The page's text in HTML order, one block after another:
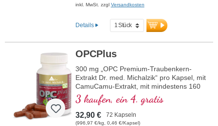
inkl. MwSt. zzgl Versandkosten
Details
OPCPlus
300 mg „OPC Premium-Traubenkern-
Extrakt Dr. med. Michalzik“ pro Kapsel, mit
CamuCamu-Extrakt, mit mindestens 160
mg reinem OPC*
3 kaufen, ein 4. gratis
32,90 € 72 Kapseln
(996,97 €/kg, 0,46 €/Kapsel)